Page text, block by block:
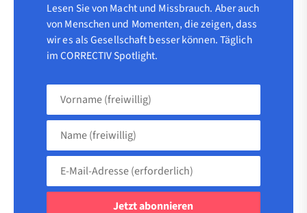
Lesen Sie von Macht und Missbrauch. Aber auch
von Menschen und Momenten, die zeigen, dass
wir es als Gesellschaft besser können. Täglich
im CORRECTIV Spotlight.
Vorname
Name
(freiwillig)
Adresse